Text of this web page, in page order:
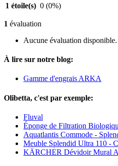
1 étoile(s) 0 (0%)
1 évaluation
Aucune évaluation disponible.
À lire sur notre blog:
Gamme d'engrais ARKA
Olibetta, c'est par exemple:
Fluval
Éponge de Filtration
Aquatlantis Commode -
Meuble Splendid Ultra 110 -
KÄRCHER Dévidoir Mural